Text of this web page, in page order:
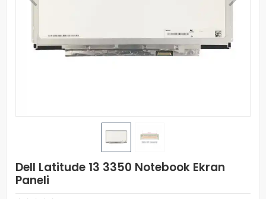
Dell Latitude 13 3350 Notebook Ekran
Paneli